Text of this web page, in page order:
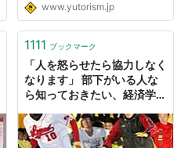
www.yutorism.jp
1111 ブックマーク
「人を怒らせたら協力しなく
なります」 部下がいる人な
ら知っておきたい、経済学の